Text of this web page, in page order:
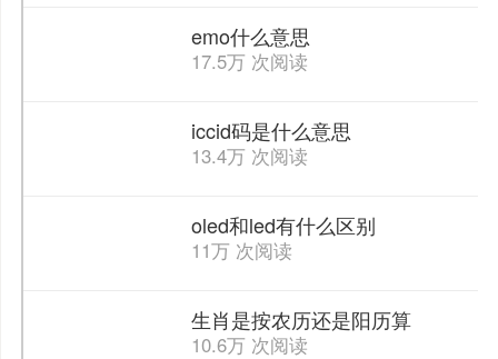
emo什么意思
17.5万 次阅读
iccid码是什么意思
13.4万 次阅读
oled和led有什么区别
11万 次阅读
生肖是按农历还是阳历算
10.6万 次阅读